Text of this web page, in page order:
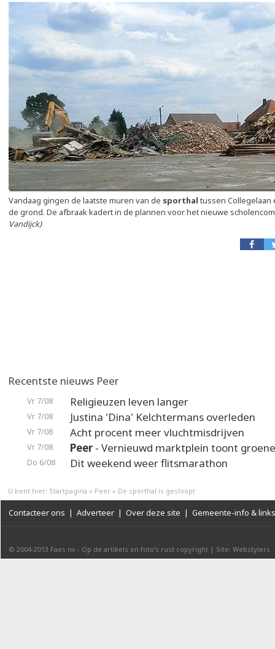
Vandaag gingen de laatste muren van de sporthal tussen
de grond. De afbraak kadert in de plannen voor het nieuwe
Vandijck)
Recentste nieuws Peer
Vr 7/08 Religieuzen leven langer
Vr 7/08 Justina 'Dina' Kelchtermans overleden
Vr 7/08 Acht procent meer vluchtmisdrijven
Vr 7/08 Peer- Vernieuwd marktplein toont
Do 6/08 Dit weekend weer flitsmarathon
U bent hier: Startpagina » Peer » De sporthal is gesloopt
Contacteer ons | Adverteer | Over deze site | Gemeente-info & links
© 2004-2013 Faes nv - Op de artikels en foto’s rust copyright | Site: Webstylers